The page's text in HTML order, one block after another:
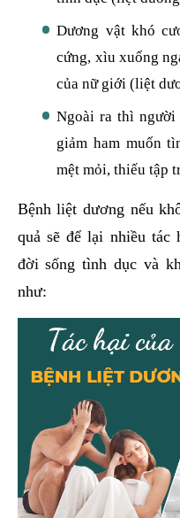
Dương vật khó
cứng, xìu xuống
của nữ giới (liệt
Ngoài ra thì
giảm ham muốn
mệt mỏi, thiếu tập
Bệnh liệt dương nếu
quả sẽ để lại nhiều tác
đời sống tình dục và
như: